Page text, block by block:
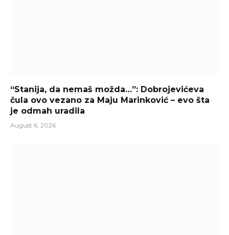
“Stanija, da nemaš možda…”: Dobrojevićeva
čula ovo vezano za Maju Marinković – evo šta
je odmah uradila
August 6, 2026